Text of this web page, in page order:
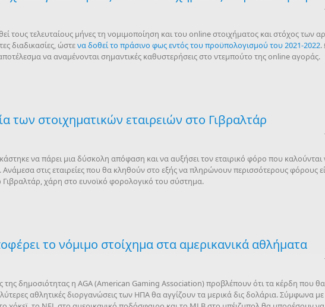
τους τελευταίους μήνες τη νομιμοποίηση και του online στοιχήματος και στόχος των
διαδικασίες, ώστενα δοθεί το πράσινο φως εντός του προϋπολογισμού του 2021-2022.
να αναμένονται σημαντικές καθυστερήσεις στο ντεμπούτο της online αγοράς.
των στοιχηματικών εταιρειών στο Γιβραλτάρ
να πάρει μια δύσκολη απόφαση και να αυξήσει τον εταιρικό φόρο που
στις εταιρείες που θα κληθούν στο εξής να πληρώνουν περισσότερους φόρους
Γιβραλτάρ, χάρη στο ευνοϊκό φορολογικό του σύστημα.
το νόμιμο στοίχημα στα αμερικανικά αθλήματα
της δημοσιότητας η AGA (American Gaming Association) προβλέπουν ότι τα κέρδη που
αθλητικές διοργανώσεις των ΗΠΑ θα αγγίζουν τα μερικά δις δολάρια. Σύμφωνα με